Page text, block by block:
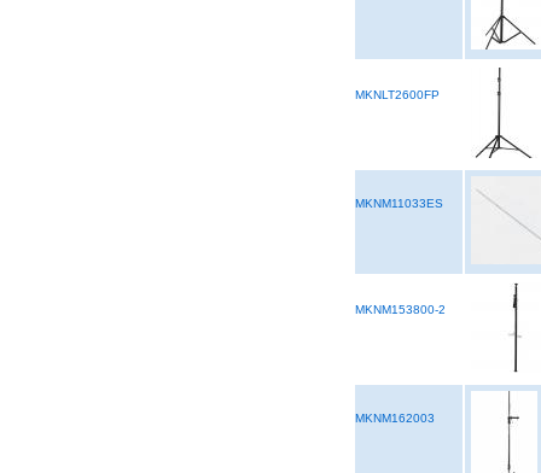
MKNLT2600FP
MKNM11033ES
MKNM153800-2
MKNM162003